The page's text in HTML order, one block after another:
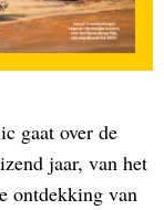
gaat over de
jaar, van het
ontdekking van